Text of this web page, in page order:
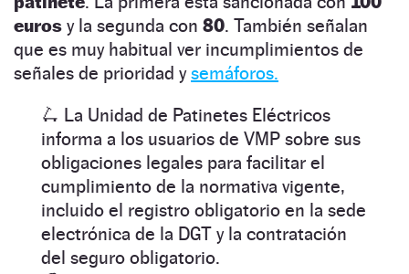
euros y la segunda con 80. También señalan
que es muy habitual ver incumplimientos de
señales de prioridad y semáforos.
🛴 La Unidad de Patinetes Eléctricos
informa a los usuarios de VMP sobre sus
obligaciones legales para facilitar el
cumplimiento de la normativa vigente,
incluido el registro obligatorio en la sede
electrónica de la DGT y la contratación
del seguro obligatorio.